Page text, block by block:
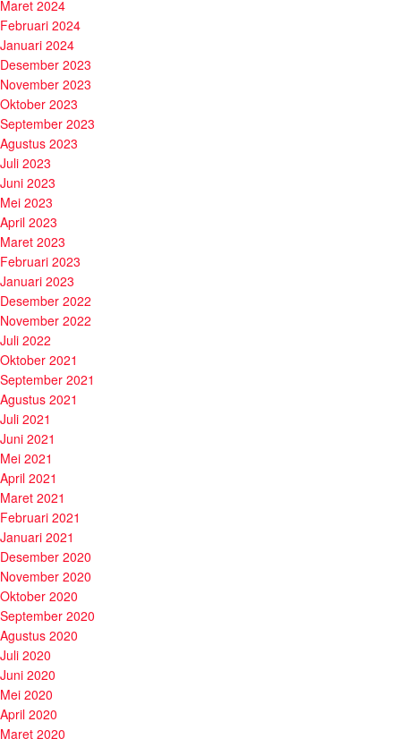
Maret 2024
Februari 2024
Januari 2024
Desember 2023
November 2023
Oktober 2023
September 2023
Agustus 2023
Juli 2023
Juni 2023
Mei 2023
April 2023
Maret 2023
Februari 2023
Januari 2023
Desember 2022
November 2022
Juli 2022
Oktober 2021
September 2021
Agustus 2021
Juli 2021
Juni 2021
Mei 2021
April 2021
Maret 2021
Februari 2021
Januari 2021
Desember 2020
November 2020
Oktober 2020
September 2020
Agustus 2020
Juli 2020
Juni 2020
Mei 2020
April 2020
Maret 2020